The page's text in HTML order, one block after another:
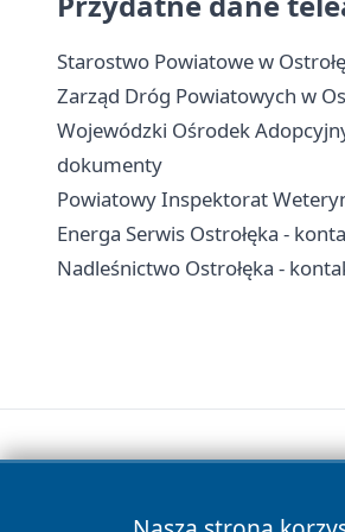
Starostwo Powiatowe w
Zarząd Dróg Powiatowych w
Wojewódzki Ośrodek
dokumenty
Powiatowy Inspektorat
Energa Serwis Ostrołęka -
Nadleśnictwo Ostrołęka -